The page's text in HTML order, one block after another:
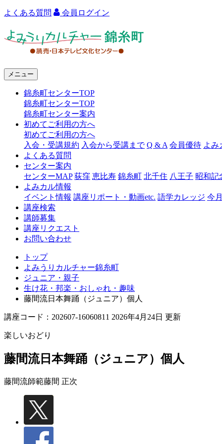
よくある質問 会員ログイン
ャ
錦
糸
メニュー
錦糸町センターTOP
錦糸町センターTOP
錦糸町センター案内
初めてご利用の方へ
初めてご利用の方へ
入会・受講規約 入会から受講まで Q & A 会員優待 よみ
よくある質問
センター案内
センターMAP 荻窪 恵比寿 錦糸町 北千住 八王子 昭和記
よみカル情報
イベント情報 講座リポート・動画etc. 語学カレッジ 今
講座検索
講師募集
講座リクエスト
お問い合わせ
トップ
よみうりカルチャー錦糸町
ジュニア・親子
生け花・邦楽・おしゃれ・趣味
藤間流日本舞踊（ジュニア）個人
講座コード：202607-16060811 2026年4月24日 更新
楽しいおどり
藤間流日本舞踊（ジュニア）個人
藤間流師範藤間 正次